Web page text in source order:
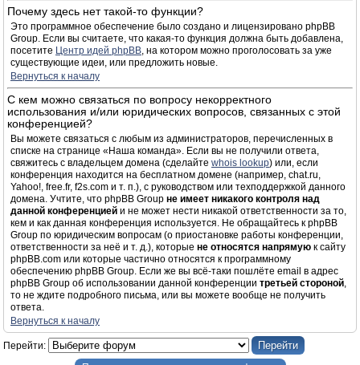
Почему здесь нет такой-то функции?
Это программное обеспечение было создано и лицензировано phpBB
Group. Если вы считаете, что какая-то функция должна быть добавлена,
посетите Центр идей phpBB, на котором можно проголосовать за уже
существующие идеи, или предложить новые.
Вернуться к началу
С кем можно связаться по вопросу некорректного
использования и/или юридических вопросов, связанных с этой
конференцией?
Вы можете связаться с любым из администраторов, перечисленных в
списке на странице «Наша команда». Если вы не получили ответа,
свяжитесь с владельцем домена (сделайте whois lookup) или, если
конференция находится на бесплатном домене (например, chat.ru,
Yahoo!, free.fr, f2s.com и т. п.), с руководством или техподдержкой данного
домена. Учтите, что phpBB Group не имеет никакого контроля над
данной конференцией и не может нести никакой ответственности за то,
кем и как данная конференция используется. Не обращайтесь к phpBB
Group по юридическим вопросам (о приостановке работы конференции,
ответственности за неё и т. д.), которые не относятся напрямую к сайту
phpBB.com или которые частично относятся к программному
обеспечению phpBB Group. Если же вы всё-таки пошлёте email в адрес
phpBB Group об использовании данной конференции третьей стороной,
то не ждите подробного письма, или вы можете вообще не получить
ответа.
Вернуться к началу
Перейти: